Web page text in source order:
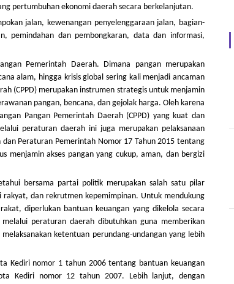
pertumbuhan ekonomi daerah secara berkelanjutan.
jalan, kewenangan penyelenggaraan jalan, bagian-
pemindahan dan pembongkaran, data dan informasi,
Pemerintah Daerah. Dimana pangan merupakan
alam, hingga krisis global sering kali menjadi ancaman
(CPPD) merupakan instrumen strategis untuk menjamin
pangan, bencana, dan gejolak harga. Oleh karena
Pangan Pemerintah Daerah (CPPD) yang kuat dan
peraturan daerah ini juga merupakan pelaksanaan
Peraturan Pemerintah Nomor 17 Tahun 2015 tentang
menjamin akses pangan yang cukup, aman, dan bergizi
bersama partai politik merupakan salah satu pilar
dan rekrutmen kepemimpinan. Untuk mendukung
diperlukan bantuan keuangan yang dikelola secara
peraturan daerah dibutuhkan guna memberikan
ketentuan perundang-undangan yang lebih
Kediri nomor 1 tahun 2006 tentang bantuan keuangan
Kediri nomor 12 tahun 2007. Lebih lanjut, dengan